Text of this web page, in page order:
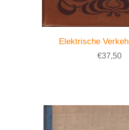
Elektrische
€37,50